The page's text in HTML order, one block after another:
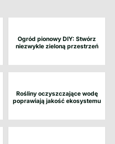
Ogród pionowy DIY: Stwórz
niezwykle zieloną przestrzeń
Rośliny oczyszczające wodę
poprawiają jakość ekosystemu